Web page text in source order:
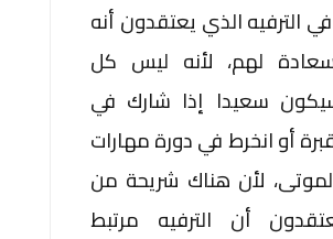
الترفيه الذي يعتقدون أنه
لهم، لأنه ليس كل
سعيدا إذا شارك في
أو انخرط في دورة مهارات
لأن هناك شريحة من
أن الترفيه مرتبط